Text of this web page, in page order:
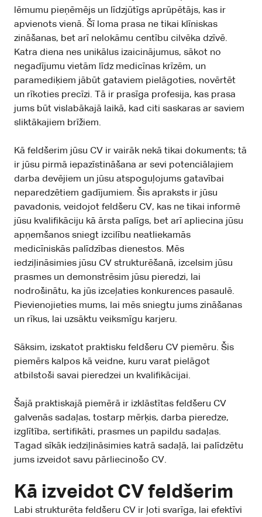
lēmumu pieņēmējs un līdzjūtīgs aprūpētājs, kas ir
apvienots vienā. Šī loma prasa ne tikai klīniskas
zināšanas, bet arī nelokāmu centību cilvēka dzīvē.
Katra diena nes unikālus izaicinājumus, sākot no
negadījumu vietām līdz medicīnas krīzēm, un
paramediķiem jābūt gataviem pielāgoties, novērtēt
un rīkoties precīzi. Tā ir prasīga profesija, kas prasa
jums būt vislabākajā laikā, kad citi saskaras ar saviem
sliktākajiem brīžiem.
Kā feldšerim jūsu CV ir vairāk nekā tikai dokuments; tā
ir jūsu pirmā iepazīstināšana ar sevi potenciālajiem
darba devējiem un jūsu atspoguļojums gatavībai
neparedzētiem gadījumiem. Šis apraksts ir jūsu
pavadonis, veidojot feldšeru CV, kas ne tikai informē
jūsu kvalifikāciju kā ārsta palīgs, bet arī apliecina jūsu
apņemšanos sniegt izcilību neatliekamās
medicīniskās palīdzības dienestos. Mēs
iedziļināsimies jūsu CV strukturēšanā, izcelsim jūsu
prasmes un demonstrēsim jūsu pieredzi, lai
nodrošinātu, ka jūs izceļaties konkurences pasaulē.
Pievienojieties mums, lai mēs sniegtu jums zināšanas
un rīkus, lai uzsāktu veiksmīgu karjeru.
Sāksim, izskatot praktisku feldšeru CV piemēru. Šis
piemērs kalpos kā veidne, kuru varat pielāgot
atbilstoši savai pieredzei un kvalifikācijai.
Šajā praktiskajā piemērā ir izklāstītas feldšeru CV
galvenās sadaļas, tostarp mērķis, darba pieredze,
izglītība, sertifikāti, prasmes un papildu sadaļas.
Tagad sīkāk iedziļināsimies katrā sadaļā, lai palīdzētu
jums izveidot savu pārliecinošo CV.
Kā izveidot CV feldšerim
Labi strukturēta feldšeru CV ir ļoti svarīga, lai efektīvi